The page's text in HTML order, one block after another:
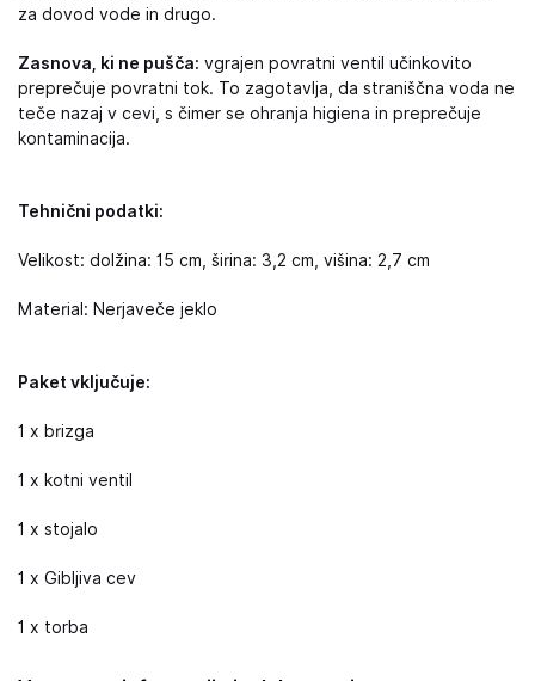
za dovod vode in drugo.
Zasnova, ki ne pušča: vgrajen povratni ventil učinkovito
preprečuje povratni tok. To zagotavlja, da straniščna voda ne
teče nazaj v cevi, s čimer se ohranja higiena in preprečuje
kontaminacija.
Tehnični podatki:
Velikost: dolžina: 15 cm, širina: 3,2 cm, višina: 2,7 cm
Material: Nerjaveče jeklo
Paket vključuje:
1 x brizga
1 x kotni ventil
1 x stojalo
1 x Gibljiva cev
1 x torba